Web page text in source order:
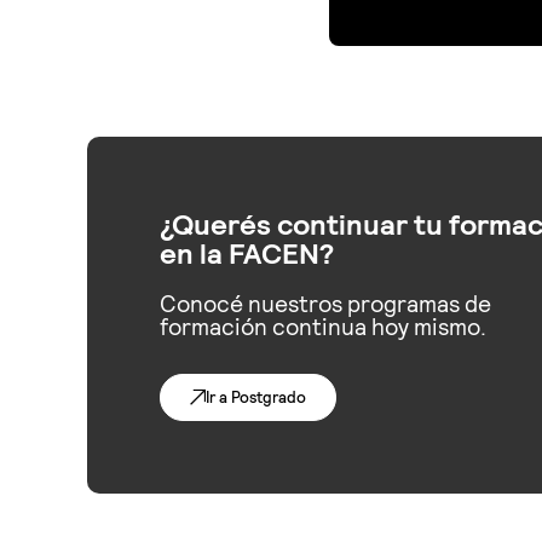
¿Querés continuar tu
en la FACEN?
Conocé nuestros programas de
formación continua hoy mismo.
Ir a Postgrado